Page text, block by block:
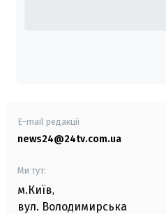
E-mail редакції
news24@24tv.com.ua
Ми тут:
м.Київ,
вул. Володимирська